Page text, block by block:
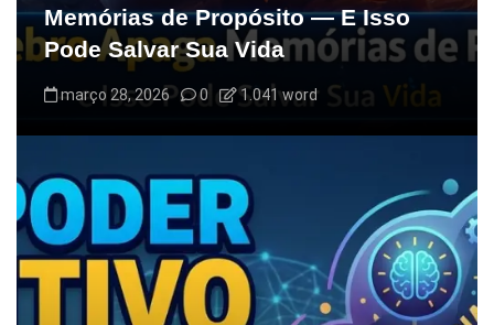
Memórias de Propósito — E Isso
Pode Salvar Sua Vida
março 28, 2026 0 1.041 word